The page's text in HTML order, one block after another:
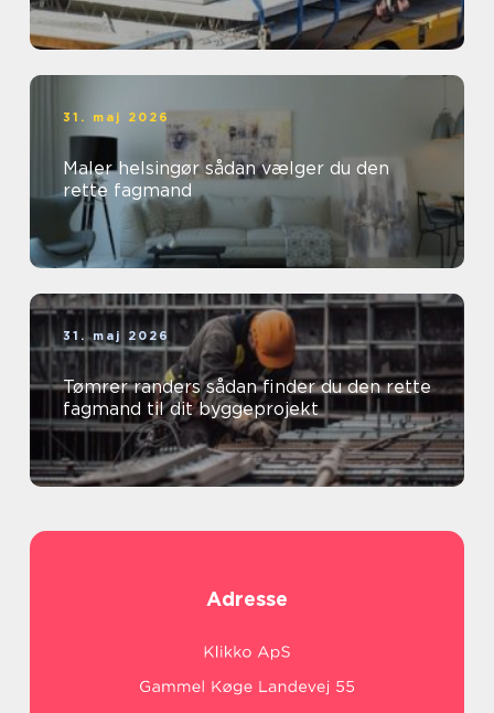
31. maj 2026
Maler helsingør sådan vælger du den
rette fagmand
31. maj 2026
Tømrer randers sådan finder du den rette
fagmand til dit byggeprojekt
Adresse